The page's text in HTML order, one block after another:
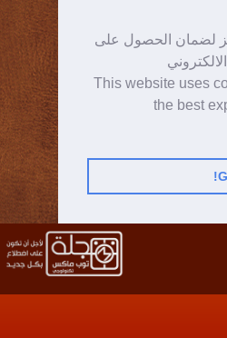
لضمان الحصول على
This website uses
the best